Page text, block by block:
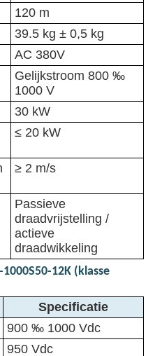
120 m
39.5 kg ± 0,5 kg
AC 380V
Gelijkstroom 800 ‰
1000 V
30 kW
≤ 20 kW
≥ 2 m/s
Passieve
draadvrijstelling /
actieve
draadwikkeling
12K (klasse
Specificatie
900 ‰ 1000 Vdc
950 Vdc